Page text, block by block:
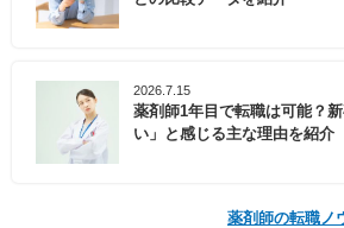
2026.7.15
薬剤師1年目で転職は可能？
い」と感じる主な理由を紹介
薬剤師の転職ノ